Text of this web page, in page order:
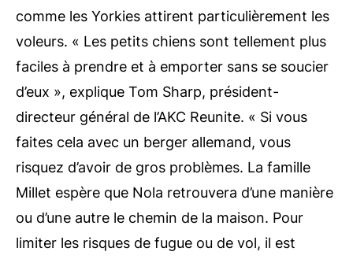
comme les Yorkies attirent particulièrement les
voleurs. « Les petits chiens sont tellement plus
faciles à prendre et à emporter sans se soucier
d’eux », explique Tom Sharp, président-
directeur général de l’AKC Reunite. « Si vous
faites cela avec un berger allemand, vous
risquez d’avoir de gros problèmes. La famille
Millet espère que Nola retrouvera d’une manière
ou d’une autre le chemin de la maison. Pour
limiter les risques de fugue ou de vol, il est